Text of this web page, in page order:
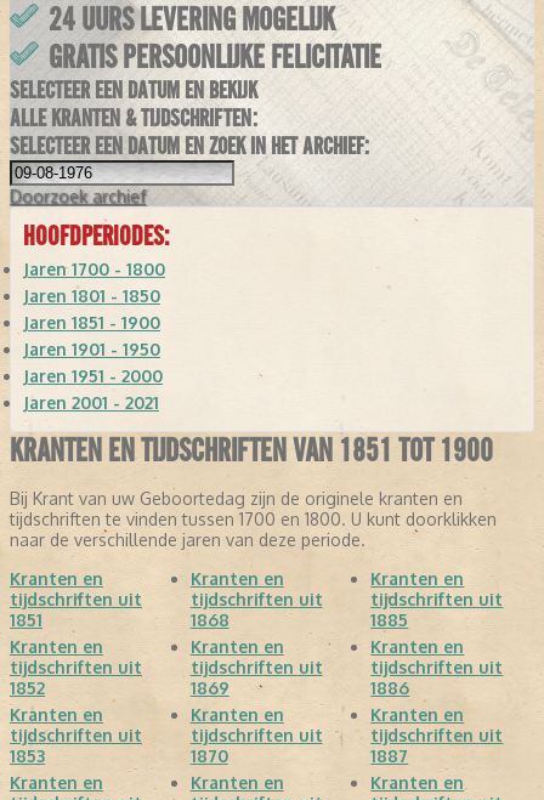
24 UURS LEVERING MOGELIJK
GRATIS PERSOONLIJKE FELICITATIE
SELECTEER EEN DATUM EN BEKIJK
ALLE KRANTEN & TIJDSCHRIFTEN:
SELECTEER EEN DATUM EN ZOEK IN HET ARCHIEF:
Doorzoek archief
HOOFDPERIODES:
Jaren 1700 - 1800
Jaren 1801 - 1850
Jaren 1851 - 1900
Jaren 1901 - 1950
Jaren 1951 - 2000
Jaren 2001 - 2021
KRANTEN EN TIJDSCHRIFTEN VAN 1851 TOT 1900
Bij Krant van uw Geboortedag zijn de originele kranten en
tijdschriften te vinden tussen 1700 en 1800. U kunt doorklikken
naar de verschillende jaren van deze periode.
Kranten en
tijdschriften uit
1851
Kranten en
tijdschriften uit
1852
Kranten en
tijdschriften uit
1853
Kranten en
Kranten en
tijdschriften uit
1868
Kranten en
tijdschriften uit
1869
Kranten en
tijdschriften uit
1870
Kranten en
Kranten en
tijdschriften uit
1885
Kranten en
tijdschriften uit
1886
Kranten en
tijdschriften uit
1887
Kranten en